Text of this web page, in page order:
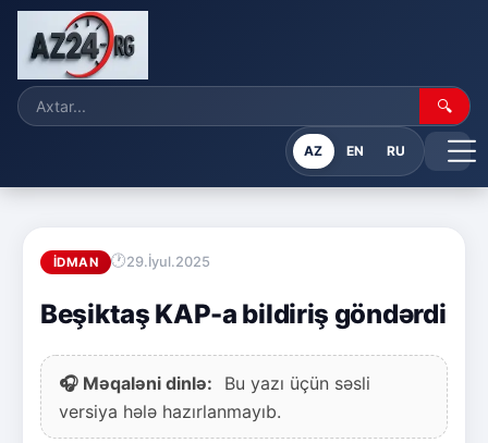
🔍
AZ EN RU
İDMAN 29.İyul.2025
Beşiktaş KAP-a bildiriş göndərdi
🎧 Məqaləni dinlə:
Bu yazı üçün səsli
versiya hələ hazırlanmayıb.